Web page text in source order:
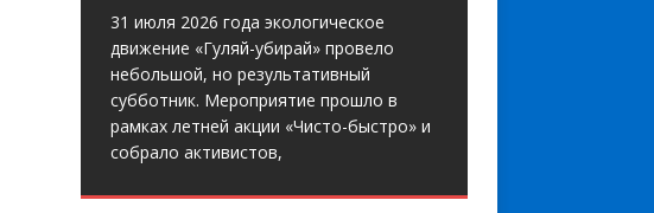
31 июля 2026 года экологическое
движение «Гуляй-убирай» провело
небольшой, но результативный
субботник. Мероприятие прошло в
рамках летней акции «Чисто-быстро» и
собрало активистов,